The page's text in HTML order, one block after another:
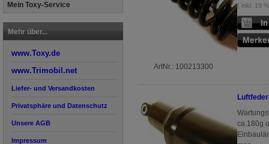
Mein Toxy-Service
Mehr über...
www.Toxy.de
www.Trimobil.net
Liefer- und Versandkosten
Privatsphäre und Datenschutz
Unsere AGB
Impressum
ArtNr.: 100213300
( inkl. 19
ca.180g